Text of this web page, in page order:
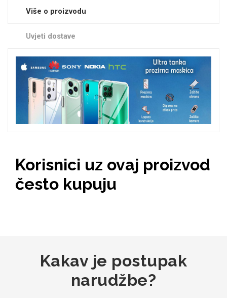
Više o proizvodu
Uvjeti dostave
Korisnici uz ovaj proizvod
često kupuju
Kakav je postupak
narudžbe?
Zodiac Halloween